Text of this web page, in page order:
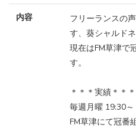
内容
フリーランスの
す、葵シャルドネ
現在はFM草津で
す。
＊＊＊実績＊＊＊
毎週月曜 19:30～
FM草津にて冠番